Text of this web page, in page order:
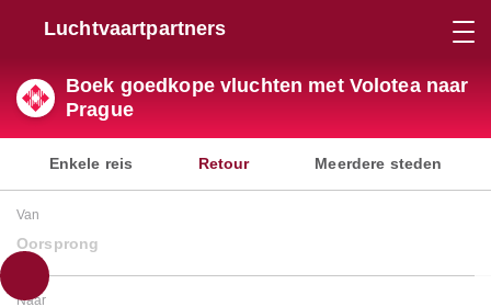
Luchtvaartpartners
Boek goedkope vluchten met Volotea naar
Prague
Enkele reis Retour Meerdere steden
Van
Oorsprong
Naar